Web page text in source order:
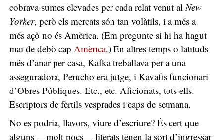
cobrava sumes elevades per cada relat venut al New
Yorker, però els mercats són tan volàtils, i a més a
més açò no és Amèrica. (Em pregunte si hi ha hagut
mai de debò cap Amèrica.) En altres temps o latituds
més d’anar per casa, Kafka treballava per a una
asseguradora, Perucho era jutge, i Kavafis funcionari
d’Obres Públiques. Etc., etc. Aficionats, tots ells.
Escriptors de fèrtils vesprades i caps de setmana.
No es podria, llavors, viure d’escriure? És cert que
alguns —molt pocs— literats tenen la sort d’ingressar